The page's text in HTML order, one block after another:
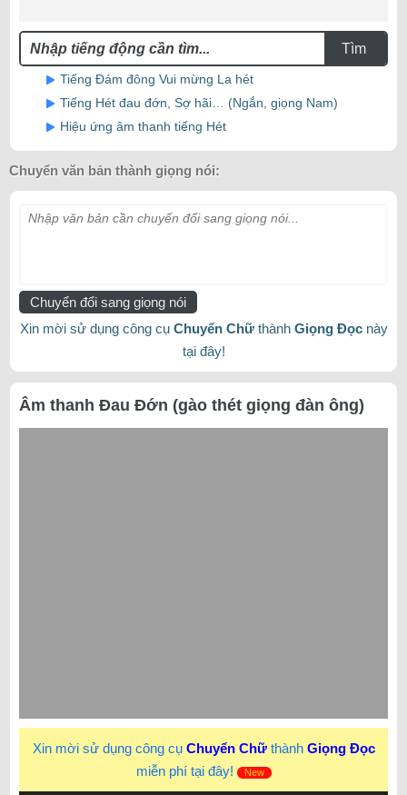
Tìm
Tiếng Đám đông Vui mừng La hét
Tiếng Hét đau đớn, Sợ hãi… (Ngắn, giọng Nam)
Hiệu ứng âm thanh tiếng Hét
Chuyển văn bản thành giọng nói:
Nhập văn bản cần chuyển đổi sang giọng nói...
Chuyển đổi sang giọng nói
Xin mời sử dụng công cụ Chuyển Chữthành Giọng Đọcnày
tại đây!
Âm thanh Đau Đớn (gào thét giọng đàn ông)
Xin mời sử dụng công cụ Chuyển Chữthành Giọng Đọc
miễn phí tại đây!
New